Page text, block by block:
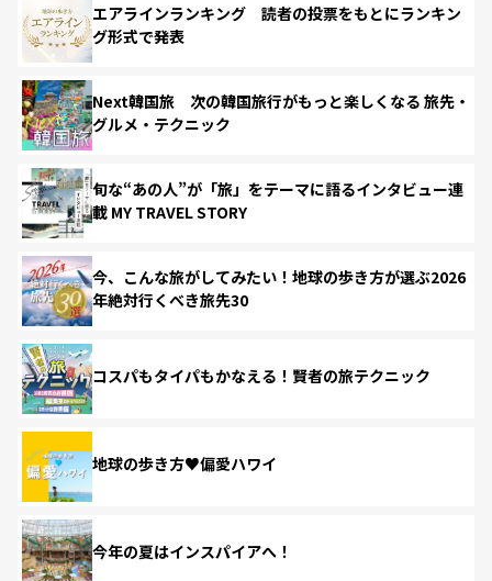
エアラインランキング 読者の投票をもとにランキン
グ形式で発表
Next韓国旅 次の韓国旅行がもっと楽しくなる 旅先・
グルメ・テクニック
旬な“あの人”が「旅」をテーマに語るインタビュー連
載 MY TRAVEL STORY
今、こんな旅がしてみたい！地球の歩き方が選ぶ2026
年絶対行くべき旅先30
コスパもタイパもかなえる！賢者の旅テクニック
地球の歩き方♥偏愛ハワイ
今年の夏はインスパイアへ！